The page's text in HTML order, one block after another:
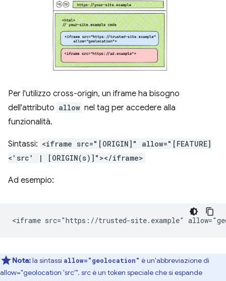
Per l'utilizzo cross-origin, un iframe ha bisogno
dell'attributo allow nel tag per accedere alla
funzionalità.
Sintassi: <iframe src="[ORIGIN]" allow="[FEATURE]
<'src' | [ORIGIN(s)]"></iframe>
Ad esempio:
Nota:la sintassi allow="geolocation" è un'abbreviazione di
allow="geolocation 'src'". src è un token speciale che si espande